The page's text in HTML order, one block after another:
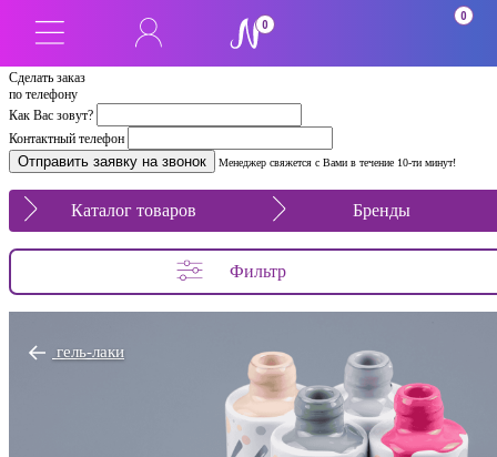
Сделать заказ
по телефону
Как Вас зовут?
Контактный телефон
Менеджер свяжется с Вами в течение 10-ти минут!
0
0
Каталог товаров Бренды
Фильтр
гель-лаки